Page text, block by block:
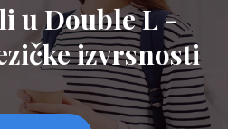
BIRO
u Double L -
izvrsnosti
usluge
jezika